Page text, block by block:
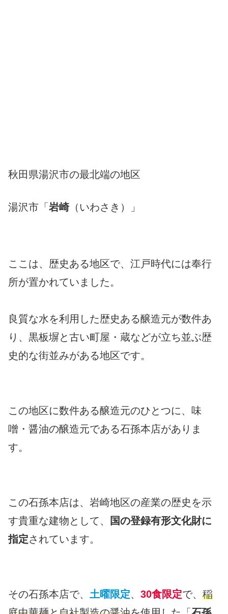
秋田県湯沢市の最北端の地区
湯沢市「岩崎（いわさき）」
ここは、歴史ある地区で、江戸時代には奉行
所が置かれていました。
良質な水を利用した歴史ある醸造元が数件あ
り、黒板塀と古い町屋・蔵などが立ち並ぶ歴
史的な街並みがある地区です。
この地区に数件ある醸造元のひとつに、味
噌・醤油の醸造元である石孫本店がありま
す。
この石孫本店は、岩崎地区の産業の歴史を示
す貴重な建物として、
国の登録有形文化財に
指定されています。
その石孫本店で、 土曜限定、 30食限定で、 稲